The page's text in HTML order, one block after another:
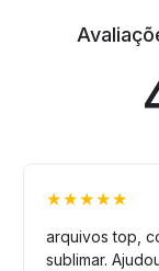
★★★★★
arquivos top,
sublimar.